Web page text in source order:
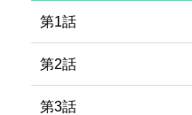
第1話
第2話
第3話